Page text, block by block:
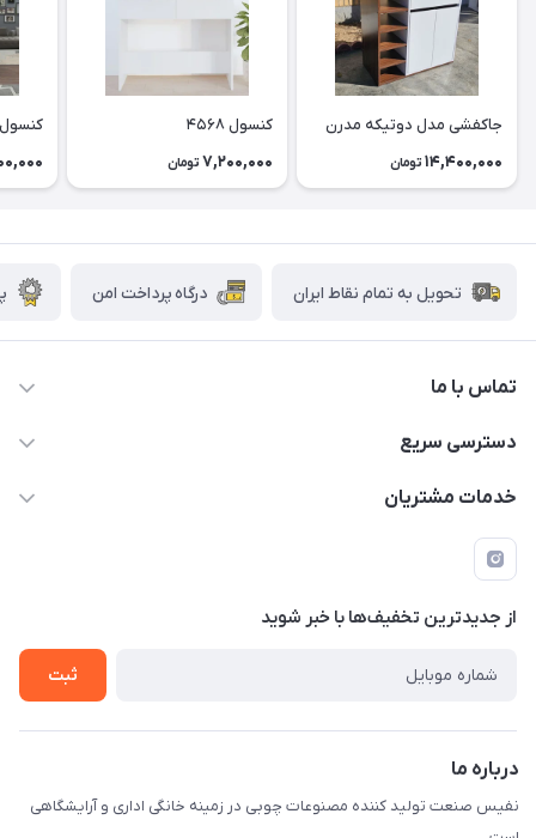
جاکفشی مدل دوتیکه مدرن
14,400,000 تومان
کنسول ۴۵۶۸
7,200,000 تومان
کنسول
تحویل به تمام نقاط ایران درگاه پرداخت امن
تماس با ما
دسترسی سریع
حساب کاربری
درباره ما
تماس با ما
خدمات مشتریان
قوانین و مقررات
راهنمای خرید
از جدید‌ترین تخفیف‌ها با‌ خبر شوید
ثبت
درباره ما
نفیس صنعت تولید کننده مصنوعات چوبی در زمینه خانگی اداری و آرایشگاهی